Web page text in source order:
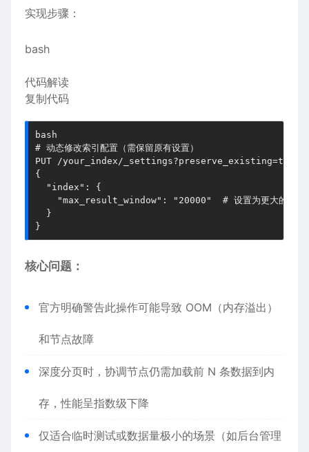
​​实现步骤​​：
bash
代码解读
复制代码
bash
# 动态修改索引配置（需保留原有设置）
PUT /your_index/_settings?preserve_existing=true
{
"index" : {
"max_result_window" : "20000"
# 设置为更大的值
}
}
​​核心问题​​：
官方明确警告此操作可能导致 ​​OOM（内存溢出）​​
和节点故障
深度分页时，协调节点仍需加载前 N 条数据到内
存，性能呈指数级下降
仅适合临时测试或数据量极小的场景（如后台管理